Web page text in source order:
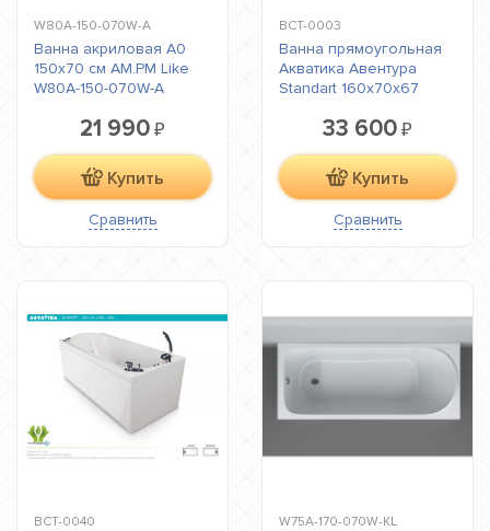
W80A-150-070W-A
Ванна акриловая A0
150х70 см AM.PM Like
W80A-150-070W-A
21 990 ₽
Купить
Сравнить
ВСТ-0003
Ванна прямоугольная
Акватика Авентура
Standart 160х70х67
33 600 ₽
Купить
Сравнить
ВСТ-0040 W75A-170-070W-KL